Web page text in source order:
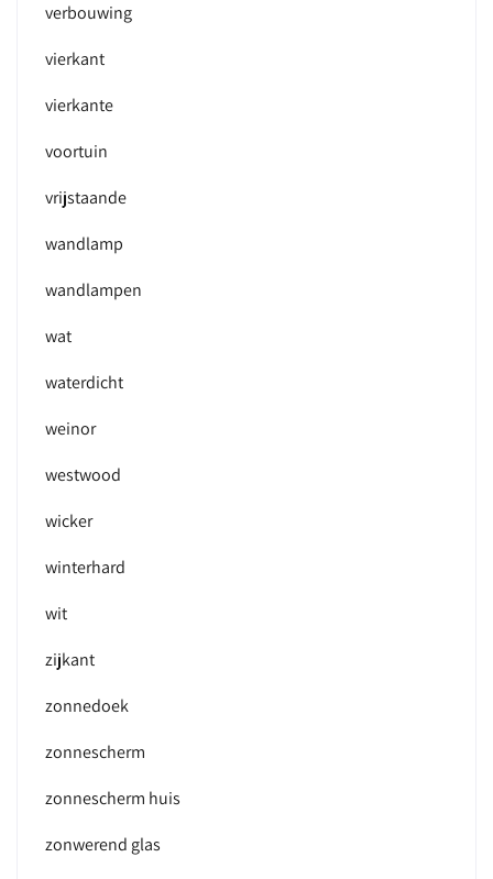
verbouwing
vierkant
vierkante
voortuin
vrijstaande
wandlamp
wandlampen
wat
waterdicht
weinor
westwood
wicker
winterhard
wit
zijkant
zonnedoek
zonnescherm
zonnescherm huis
zonwerend glas